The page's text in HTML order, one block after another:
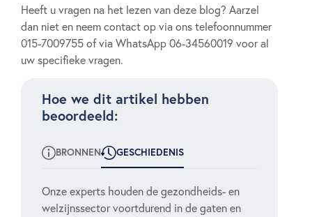
Heeft u vragen na het lezen van deze blog? Aarzel
dan niet en neem contact op via ons telefoonnummer
015-7009755 of via WhatsApp 06-34560019 voor al
uw specifieke vragen.
Hoe we dit artikel hebben
beoordeeld:
BRONNEN GESCHIEDENIS
Onze experts houden de gezondheids- en
welzijnssector voortdurend in de gaten en